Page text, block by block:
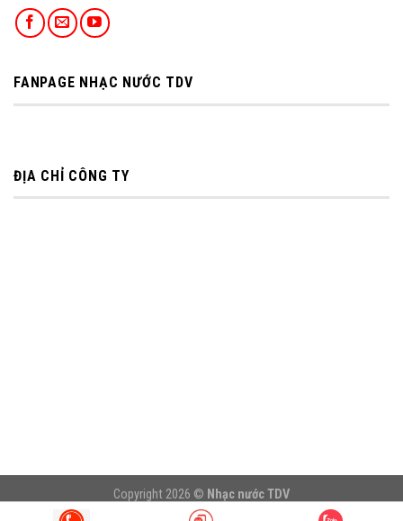
FANPAGE NHẠC NƯỚC TDV
ĐỊA CHỈ CÔNG TY
Copyright 2026 © Nhạc nước TDV